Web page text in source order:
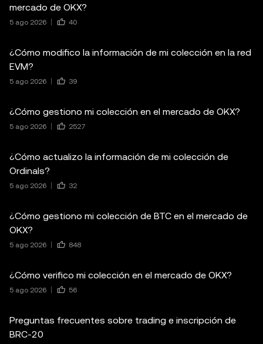
mercado de OKX?
5 ago 2026 40
¿Cómo modifico la información de mi colección en la red
EVM?
5 ago 2026 39
¿Cómo gestiono mi colección en el mercado de OKX?
5 ago 2026 2527
¿Cómo actualizo la información de mi colección de
Ordinals?
5 ago 2026 32
¿Cómo gestiono mi colección de BTC en el mercado de
OKX?
5 ago 2026 848
¿Cómo verifico mi colección en el mercado de OKX?
5 ago 2026 56
Preguntas frecuentes sobre trading e inscripción de
BRC-20